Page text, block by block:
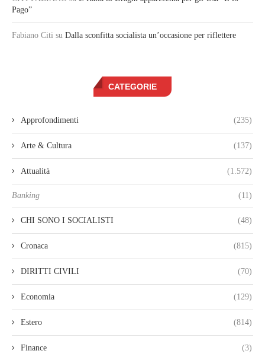
Pago”
Fabiano Citi su Dalla sconfitta socialista un’occasione per riflettere
CATEGORIE
Approfondimenti (235)
Arte & Cultura (137)
Attualità (1.572)
Banking (11)
CHI SONO I SOCIALISTI (48)
Cronaca (815)
DIRITTI CIVILI (70)
Economia (129)
Estero (814)
Finance (3)